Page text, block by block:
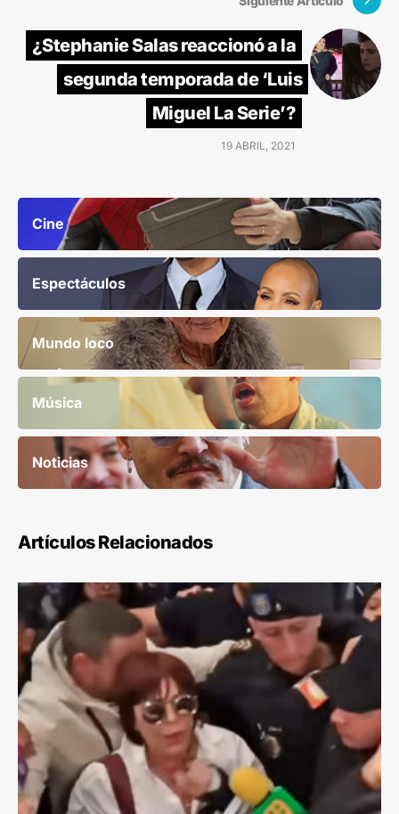
¿Stephanie Salas reaccionó a la
segunda temporada de ‘Luis
Miguel La Serie’?
19 ABRIL, 2021
Cine
Espectáculos
Mundo loco
Música
Noticias
Artículos Relacionados